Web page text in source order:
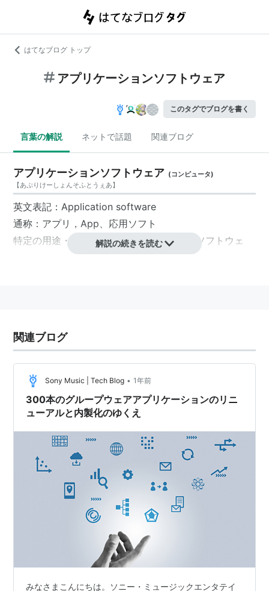
はてなブログ トップ
アプリケーションソフトウェア
このタグでブログを書く
言葉の解説 ネットで話題 関連ブログ
アプリケーションソフトウェア (コンピュータ)
【あぷりけーしょんそふとうぇあ】
英文表記：Application software
通称： アプリ ，App、 応用ソフト
特定の用途・目的・業務のために作られた
ソフトウェ
解説の続きを読む
関連ブログ
Sony Music | Tech Blog • 1年前
300本のグループウェアアプリケーションのリニ
ューアルと内製化のゆくえ
みなさまこんにちは。ソニー・ミュージックエンタテイ